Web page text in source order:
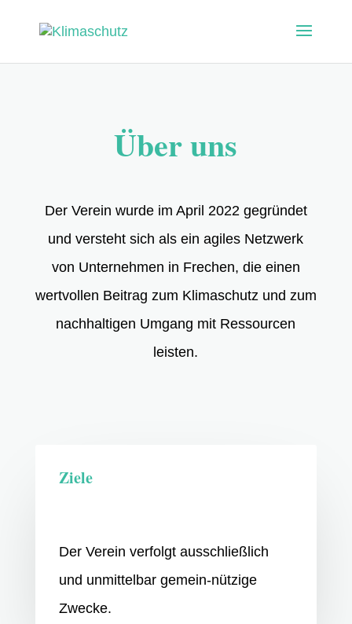
Über uns
Der Verein wurde im April 2022 gegründet
und versteht sich als ein agiles Netzwerk
von Unternehmen in Frechen, die einen
wertvollen Beitrag zum Klimaschutz und zum
nachhaltigen Umgang mit Ressourcen
leisten.
Ziele
Der Verein verfolgt ausschließlich
und unmittelbar gemein-nützige
Zwecke.